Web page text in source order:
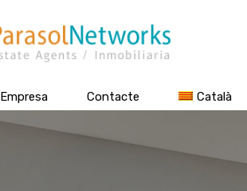
Empresa Contacte Català